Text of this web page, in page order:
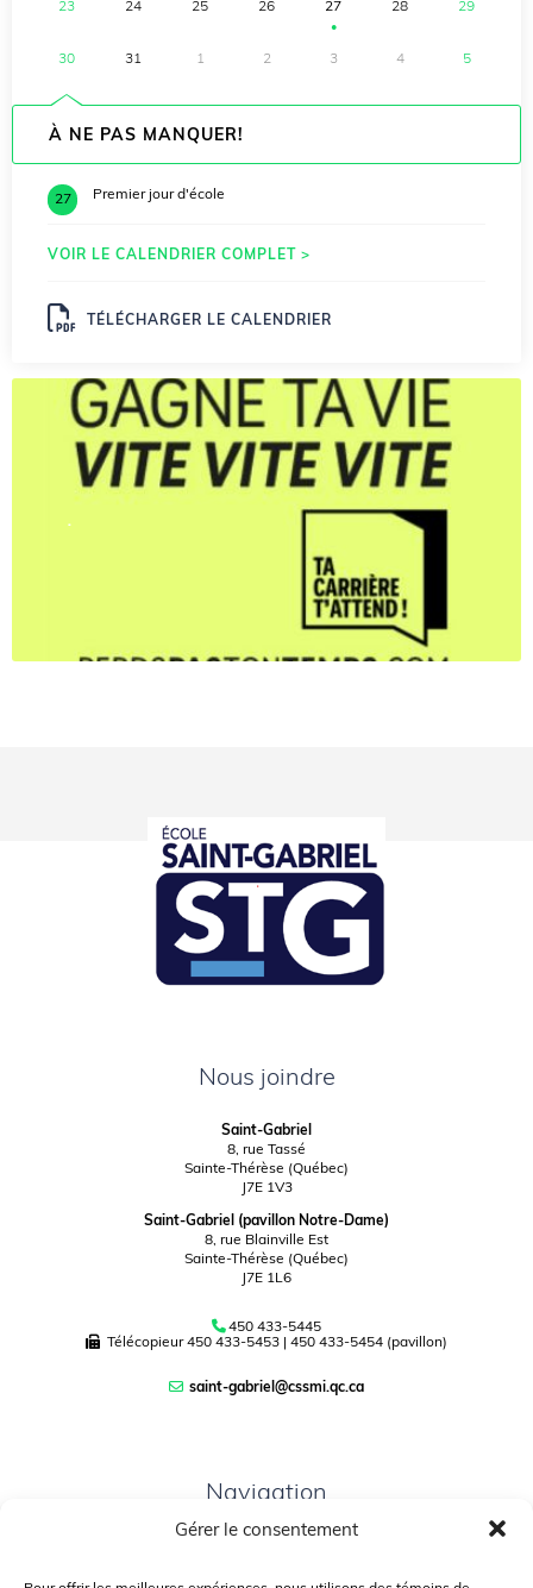
Gérer le consentement
23 24 25 26 27
●
28 29
30 31 1 2 3 4 5
À NE PAS MANQUER!
27 Premier jour d'école
VOIR LE CALENDRIER COMPLET >
TÉLÉCHARGER LE CALENDRIER
.
Nous joindre
Saint-Gabriel
8, rue Tassé
Sainte-Thérèse (Québec)
J7E 1V3
Saint-Gabriel (pavillon Notre-Dame)
8, rue Blainville Est
Sainte-Thérèse (Québec)
J7E 1L6
450 433-5445
Télécopieur450 433-5453| 450 433-5454 (pavillon)
saint-gabriel@cssmi.qc.ca
Navigation